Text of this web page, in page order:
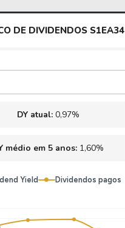
DE DIVIDENDOS S1EA34
DY atual: 0,97%
médio em 5 anos: 1,60%
Yield Dividendos pagos